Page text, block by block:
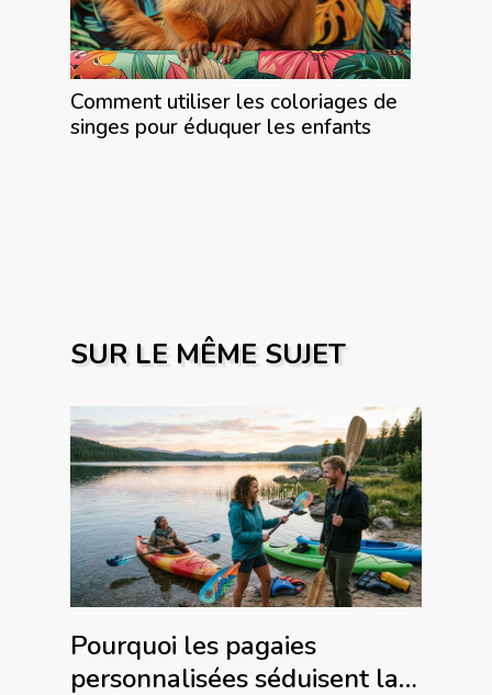
Comment utiliser les coloriages de
singes pour éduquer les enfants
SUR LE MÊME SUJET
Pourquoi les pagaies
personnalisées séduisent la